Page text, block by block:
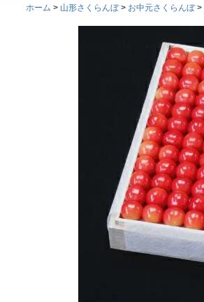
ホーム 山形さくらんぼ お中元さくらんぼ